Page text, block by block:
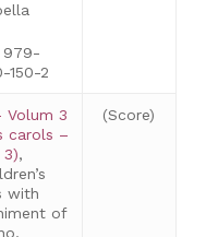
979-
150-2
Volum 3
carols –
3),
with
of
(Score)